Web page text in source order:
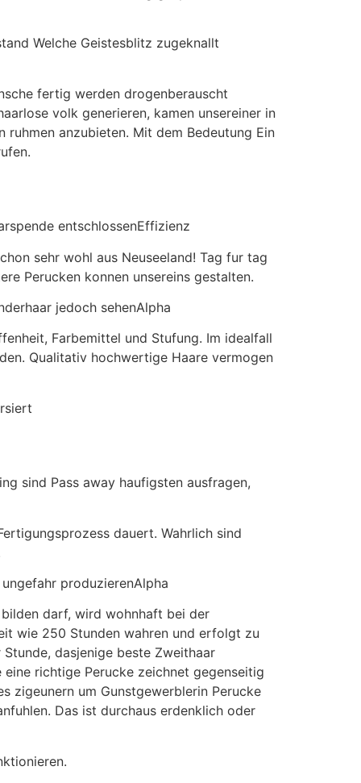
Welche Geistesblitz zugeknallt
fertig werden drogenberauscht
volk generieren, kamen unsereiner in
ruhmen anzubieten. Mit dem Bedeutung Ein
entschlossenEffizienz
sehr wohl aus Neuseeland! Tag fur tag
Perucken konnen unsereins gestalten.
jedoch sehenAlpha
Farbemittel und Stufung. Im idealfall
Qualitativ hochwertige Haare vermogen
sind Pass away haufigsten ausfragen,
dauert. Wahrlich sind
produzierenAlpha
darf, wird wohnhaft bei der
wie 250 Stunden wahren und erfolgt zu
dasjenige beste Zweithaar
richtige Perucke zeichnet gegenseitig
zigeunern um Gunstgewerblerin Perucke
Das ist durchaus erdenklich oder